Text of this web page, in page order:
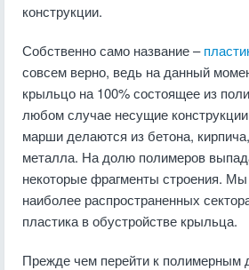
конструкции.
Собственно само название –
совсем верно, ведь на данный
крыльцо на 100% состоящее из
любом случае несущие
марши делаются из бетона,
металла. На долю полимеров
некоторые фрагменты строения.
наиболее распространенных
пластика в обустройстве крыльца.
Прежде чем перейти к полимерным